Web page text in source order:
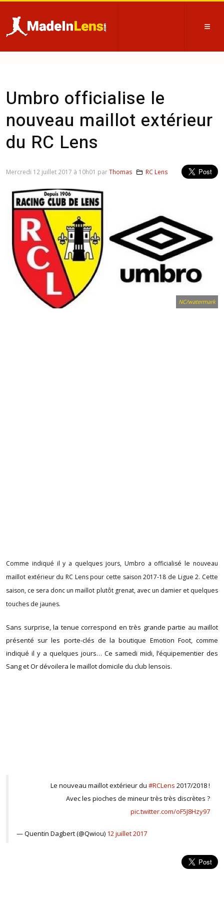
Umbro officialise le
nouveau maillot extérieur
du RC Lens
NC/watermark
Comme indiqué il y a quelques jours, Umbro a officialisé le nouveau
maillot extérieur du RC Lens pour cette saison 2017-18 de Ligue 2. Cette
saison, ce sera donc un maillot plutôt grenat, avec un damier et quelques
touches de jaunes.
Sans surprise, la tenue correspond en très grande partie au maillot
présenté sur les porte-clés de la boutique Emotion Foot, comme
indiqué il y a quelques jours… Ce samedi midi, l’équipementier des
Sang et Or dévoilera le maillot domicile du club lensois.
Le nouveau maillot extérieur du #RCLens 2017/2018 !
Avec les pioches de mineur très très discrètes ?
pic.twitter.com/oF5J8Hzy97
— Quentin Dagbert (@Qwiou) 12 juillet 2017
Mercredi 12 juillet 2017 à 10h01 parThomas RC Lens